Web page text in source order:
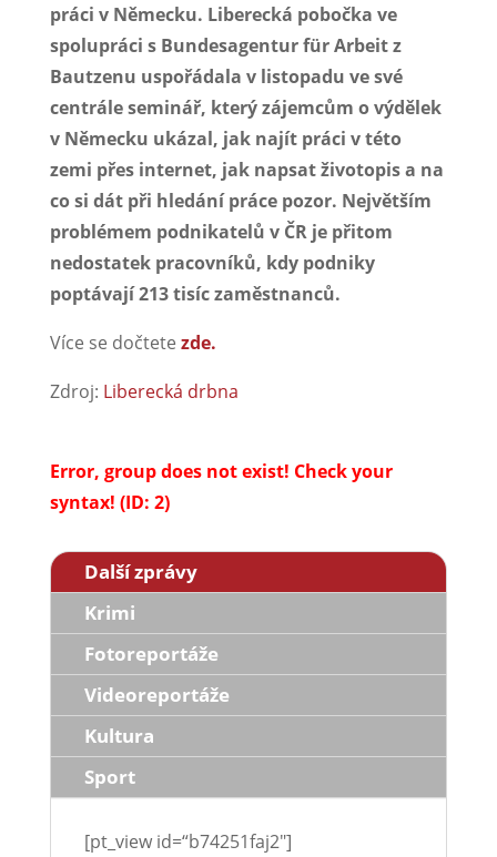
práci v Německu. Liberecká pobočka ve
spolupráci s Bundesagentur für Arbeit z
Bautzenu uspořádala v listopadu ve své
centrále seminář, který zájemcům o výdělek
v Německu ukázal, jak najít práci v této
zemi přes internet, jak napsat životopis a na
co si dát při hledání práce pozor. Největším
problémem podnikatelů v ČR je přitom
nedostatek pracovníků, kdy podniky
poptávají 213 tisíc zaměstnanců.
Více se dočtete zde.
Zdroj: Liberecká drbna
Error, group does not exist! Check your
syntax! (ID: 2)
Další zprávy
Krimi
Fotoreportáže
Videoreportáže
Kultura
Sport
[pt_view id=“b74251faj2″]